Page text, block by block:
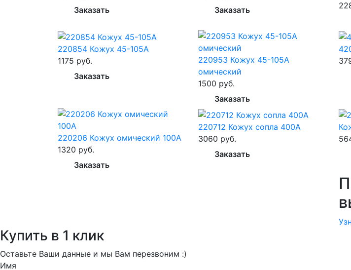
Заказать
Заказать
220854 Кожух 45-105A
1175 руб.
Заказать
220953 Кожух 45-105А
омический
1500 руб.
Заказать
220206 Кожух омический 100А
1320 руб.
Заказать
220712 Кожух сопла 400А
3060 руб.
Заказать
Купить в 1 клик
Оставьте Ваши данные и мы Вам перезвоним :)
Имя